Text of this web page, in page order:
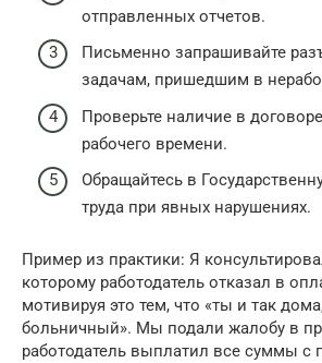
отправленных отчетов.
Письменно запрашивайте
задачам, пришедшим в
Проверьте наличие в
рабочего времени.
Обращайтесь в
труда при явных нарушениях.
Пример из практики: Я
которому работодатель отказал в
мотивируя это тем, что «ты и так
больничный». Мы подали жалобу в
работодатель выплатил все суммы с